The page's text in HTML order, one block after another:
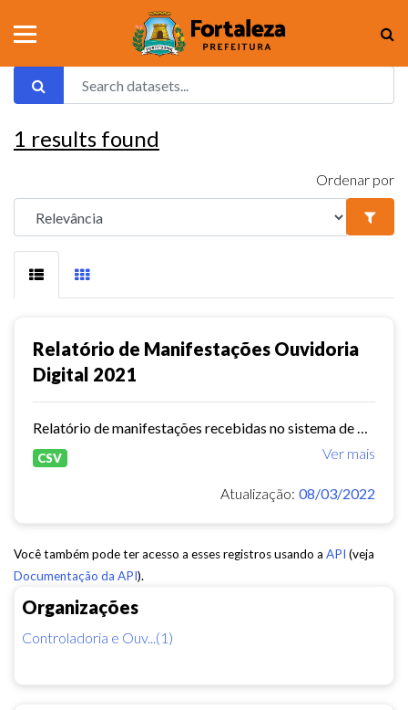
Organizações
Controladoria e Ouv...(1)
1 results found
Ordenar por
Relatório de Manifestações Ouvidoria
Digital 2021
Ver mais
CSV
Atualização: 08/03/2022
Você também pode ter acesso a esses registros usando a API (veja
Documentação da API).